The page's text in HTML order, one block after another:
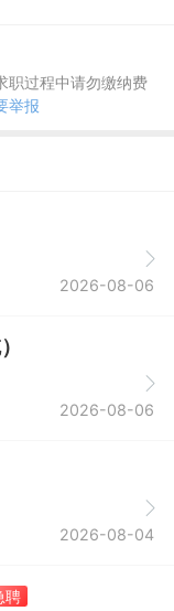
职过程中请勿缴纳费
举报
2026-08-06
2026-08-06
2026-08-04
聘